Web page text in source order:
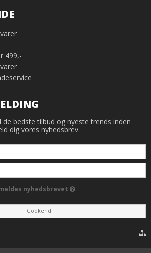
499,-
bedste tilbud og nyeste trends inden
dig vores nyhedsbrev.
nyhedsbrevet
Godkend